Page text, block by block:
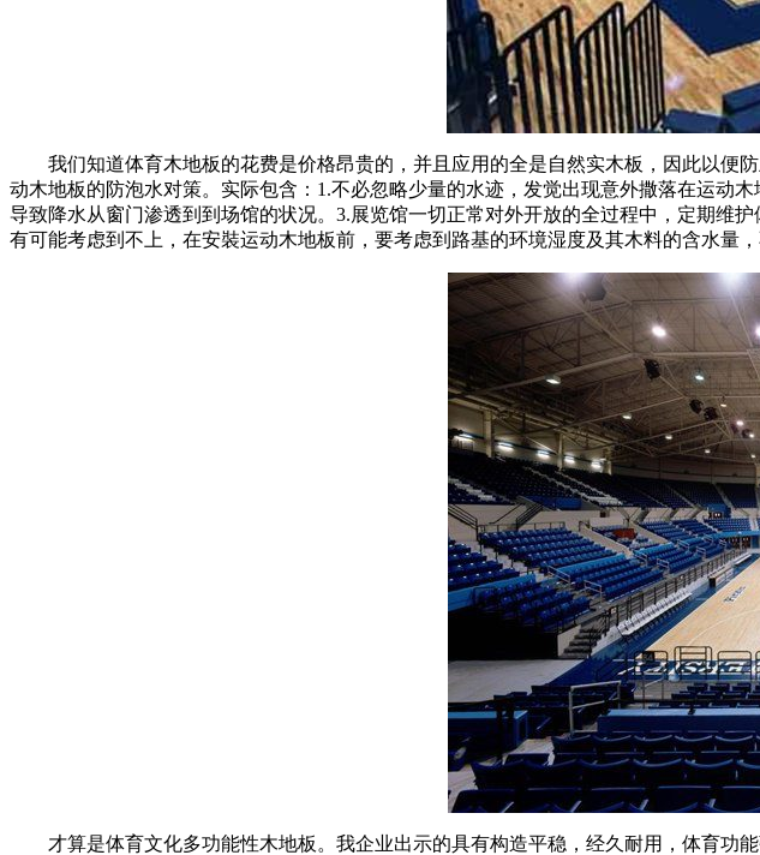
我们知道体育木地板的花费是价格昂贵的，并且应用的全是自然实木板，因此以便
动木地板的防泡水对策。实际包含：1.不必忽略少量的水迹，发觉出现意外撒落在运动
导致降水从窗门渗透到到场馆的状况。3.展览馆一切正常对外开放的全过程中，定期维
有可能考虑到不上，在安裝运动木地板前，要考虑到路基的环境湿度及其木料的含水量
才算是体育文化多功能性木地板。我企业出示的具有构造平稳，经久耐用，体育功